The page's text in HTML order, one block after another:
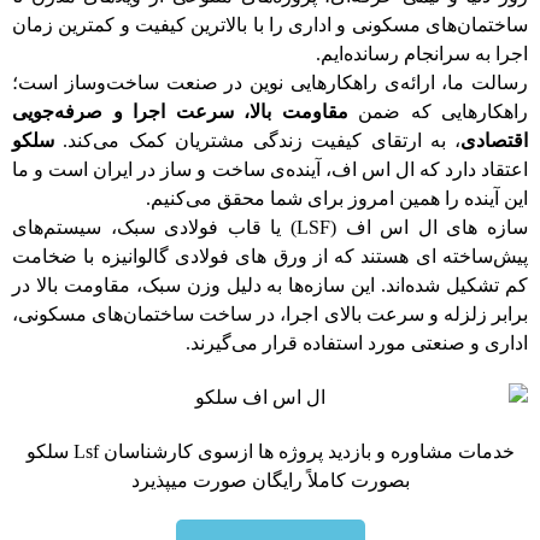
ساختمان‌های مسکونی و اداری را با بالاترین کیفیت و کمترین زمان
اجرا به سرانجام رسانده‌ایم.
رسالت ما، ارائه‌ی راهکارهایی نوین در صنعت ساخت‌وساز است؛
راهکارهایی که ضمن مقاومت بالا، سرعت اجرا و صرفه‌جویی
اقتصادی، به ارتقای کیفیت زندگی مشتریان کمک می‌کند. سلکو
اعتقاد دارد که ال اس اف، آینده‌ی ساخت‌ و ساز در ایران است و ما
این آینده را همین امروز برای شما محقق می‌کنیم.
سازه‌ های ال‌ اس‌ اف (LSF) یا قاب فولادی سبک، سیستم‌های
پیش‌ساخته‌ ای هستند که از ورق‌ های فولادی گالوانیزه با ضخامت
کم تشکیل شده‌اند. این سازه‌ها به دلیل وزن سبک، مقاومت بالا در
برابر زلزله و سرعت بالای اجرا، در ساخت ساختمان‌های مسکونی،
اداری و صنعتی مورد استفاده قرار می‌گیرند.
خدمات مشاوره و بازدید پروژه ها ازسوی کارشناسان Lsf سلکو
بصورت کاملاً رایگان صورت میپذیرد